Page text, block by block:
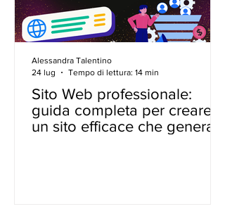
Sito Web professionale:
guida completa per creare
un sito efficace che genera
Alessandra Talentino
24 lug
Tempo di lettura: 14 min